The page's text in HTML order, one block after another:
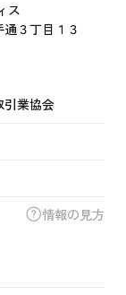
ス
３丁目１３
引業協会
情報の見方